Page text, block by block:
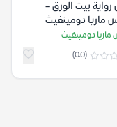
رواية بيت الورق –
ماريا دومينغيث
ماريا دومينغيث
(0.0)